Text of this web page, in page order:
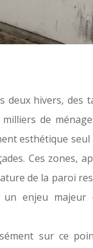
hivers,
de
esthétique
Ces zones,
de la paroi
enjeu
sur ce